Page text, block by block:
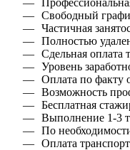
Свободный
Частичная
Полностью
Сдельная оплата
Уровень
Оплата по факту
Возможность
Бесплатная
Выполнение 1-3
По
Оплата